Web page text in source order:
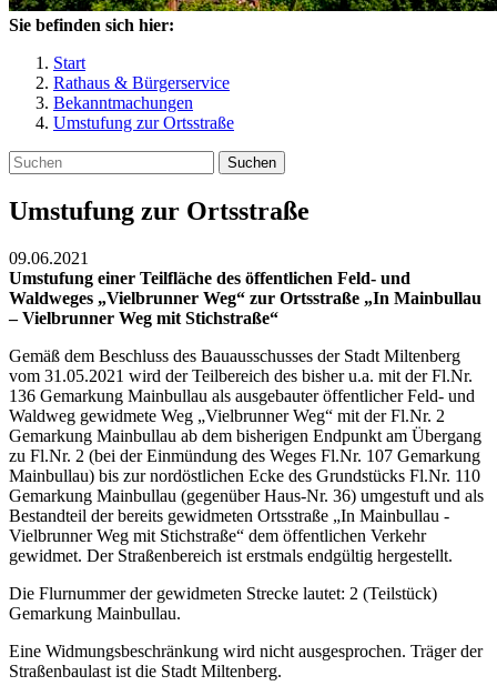
Sie befinden sich hier:
Start
Rathaus & Bürgerservice
Bekanntmachungen
Umstufung zur Ortsstraße
Suchen
Umstufung zur Ortsstraße
09.06.2021
Umstufung einer Teilfläche des öffentlichen Feld- und
Waldweges „Vielbrunner Weg“ zur Ortsstraße „In Mainbullau
– Vielbrunner Weg mit Stichstraße“
Gemäß dem Beschluss des Bauausschusses der Stadt Miltenberg
vom 31.05.2021 wird der Teilbereich des bisher u.a. mit der Fl.Nr.
136 Gemarkung Mainbullau als ausgebauter öffentlicher Feld- und
Waldweg gewidmete Weg „Vielbrunner Weg“ mit der Fl.Nr. 2
Gemarkung Mainbullau ab dem bisherigen Endpunkt am Übergang
zu Fl.Nr. 2 (bei der Einmündung des Weges Fl.Nr. 107 Gemarkung
Mainbullau) bis zur nordöstlichen Ecke des Grundstücks Fl.Nr. 110
Gemarkung Mainbullau (gegenüber Haus-Nr. 36) umgestuft und als
Bestandteil der bereits gewidmeten Ortsstraße „In Mainbullau -
Vielbrunner Weg mit Stichstraße“ dem öffentlichen Verkehr
gewidmet. Der Straßenbereich ist erstmals endgültig hergestellt.
Die Flurnummer der gewidmeten Strecke lautet: 2 (Teilstück)
Gemarkung Mainbullau.
Eine Widmungsbeschränkung wird nicht ausgesprochen. Träger der
Straßenbaulast ist die Stadt Miltenberg.